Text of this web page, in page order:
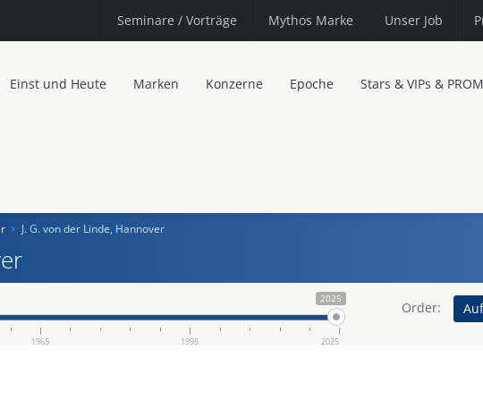
Seminare / Vorträge Mythos Marke Unser Job
Einst und Heute Marken Konzerne Epoche Stars & VIPs &
J. G. von der Linde, Hannover
2025
1965 1995 2025
Order: